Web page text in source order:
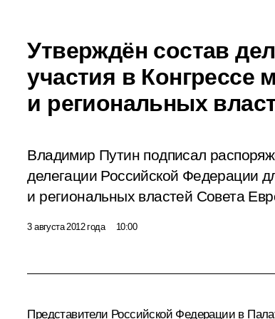
Утверждён состав
участия в Конгрессе
и региональных
Владимир Путин подписал
делегации Российской Федерации
и региональных властей Совета
3 августа 2012 года 10:00
Представители Российской Федерации в